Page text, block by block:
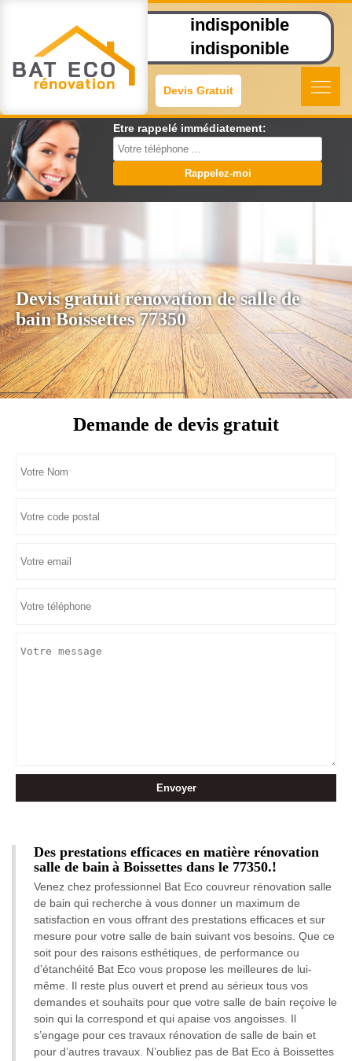
indisponible
indisponible
Devis Gratuit
Etre rappelé immédiatement:
Devis gratuit rénovation de salle de
bain Boissettes 77350
Demande de devis gratuit
Des prestations efficaces en matière rénovation
salle de bain à Boissettes dans le 77350.!
Venez chez professionnel Bat Eco couvreur rénovation salle
de bain qui recherche à vous donner un maximum de
satisfaction en vous offrant des prestations efficaces et sur
mesure pour votre salle de bain suivant vos besoins. Que ce
soit pour des raisons esthétiques, de performance ou
d’étanchéité Bat Eco vous propose les meilleures de lui-
même. Il reste plus ouvert et prend au sérieux tous vos
demandes et souhaits pour que votre salle de bain reçoive le
soin qui la correspond et qui apaise vos angoisses. Il
s’engage pour ces travaux rénovation de salle de bain et
pour d’autres travaux. N’oubliez pas de Bat Eco à Boissettes